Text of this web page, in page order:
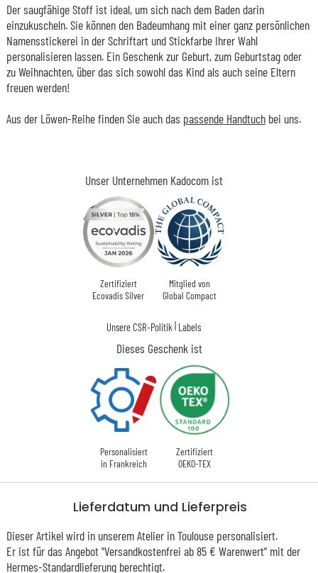
Unser Unternehmen Kadocom ist
Zertifiziert
Ecovadis Silver
Mitglied von
Global Compact
Unsere CSR-Politik | Labels
Dieses Geschenk ist
Personalisiert
in Frankreich
Zertifiziert
OEKO-TEX
Der saugfähige Stoff ist ideal, um sich nach dem Baden darin
einzukuscheln. Sie können den Badeumhang mit einer ganz persönlichen
Namensstickerei in der Schriftart und Stickfarbe Ihrer Wahl
personalisieren lassen. Ein Geschenk zur Geburt, zum Geburtstag oder
zu Weihnachten, über das sich sowohl das Kind als auch seine Eltern
freuen werden!
Aus der Löwen-Reihe finden Sie auch das passende Handtuchbei uns.
Lieferdatum und Lieferpreis
Dieser Artikel wird in unserem Atelier in Toulouse personalisiert.
Er ist für das Angebot "Versandkostenfrei ab 85 € Warenwert" mit der
Hermes-Standardlieferung berechtigt.